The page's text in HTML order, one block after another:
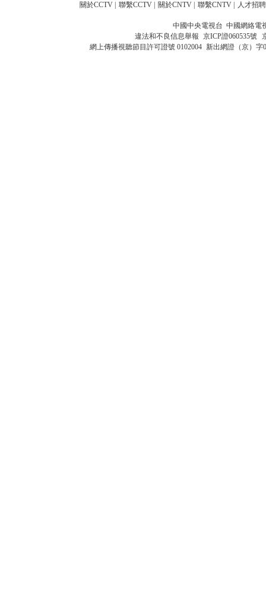
關於CCTV 聯繫CCTV 關於CNTV 聯繫CNTV 人才招聘
中國中央電視台 中國網絡電
違法和不良信息舉報 京ICP證060535號
網上傳播視聽節目許可證號 0102004 新出網證（京）